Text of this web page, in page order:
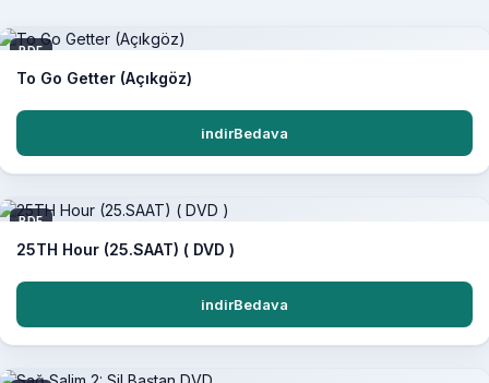
PDF
To Go Getter (Açıkgöz)
indirBedava
PDF
25TH Hour (25.SAAT) ( DVD )
indirBedava